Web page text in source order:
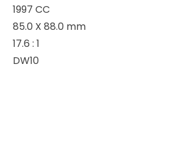
1997 CC
85.0 X 88.0 mm
17.6 : 1
DW10